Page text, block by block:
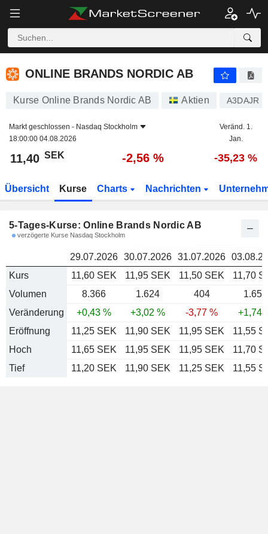
ONLINE BRANDS NORDIC AB 11,40
ONLINE BRANDS NORDIC AB
Kurse Online Brands Nordic AB Aktien A3DAJR
Markt geschlossen - Nasdaq Stockholm
18:00:00 04.08.2026
Veränd. 1.
Jan.
11,40 SEK -2,56 % -35,23 %
Übersicht Kurse Charts Nachrichten
5-Tages-Kurse: Online Brands Nordic AB
verzögerte Kurse Nasdaq Stockholm
29.07.2026 30.07.2026 31.07.2026
Kurs
11,60 SEK 11,95 SEK 11,50 SEK
11,70
Volumen
8.366 1.624 404
1.650
Veränderung
+0,43 % +3,02 % -3,77 %
+1,74
Eröffnung
11,25 SEK 11,90 SEK 11,95 SEK
11,55
Hoch
11,65 SEK 11,95 SEK 11,95 SEK
11,70
Tief
11,20 SEK 11,90 SEK 11,25 SEK 11,55